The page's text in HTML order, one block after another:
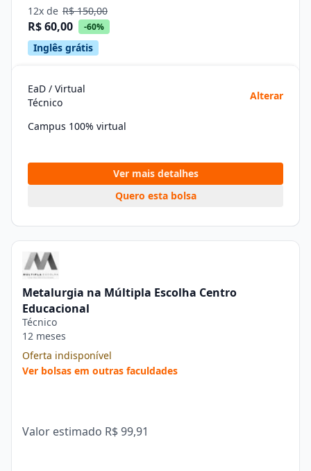
12x de R$ 150,00
R$ 60,00 -60%
Inglês grátis
EaD / Virtual
Técnico
Alterar
Campus 100% virtual
Ver mais detalhes
Quero esta bolsa
Metalurgia na Múltipla Escolha Centro
Educacional
Técnico
12 meses
Oferta indisponível
Ver bolsas em outras faculdades
Valor estimado R$ 99,91